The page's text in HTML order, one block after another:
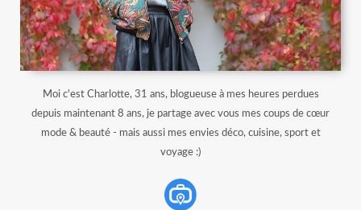
Moi c'est Charlotte, 31 ans, blogueuse à mes heures perdues
depuis maintenant 8 ans, je partage avec vous mes coups de cœur
mode & beauté - mais aussi mes envies déco, cuisine, sport et
voyage :)